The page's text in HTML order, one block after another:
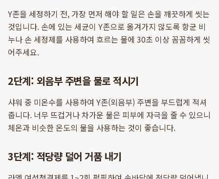
Y존을 세정하기 전, 가장 먼저 해야 할 일은 손을 깨끗하게 씻는
것입니다. 손에 있는 세균이 Y존으로 옮겨가지 않도록 항균 비
누나 손 세정제를 사용하여 흐르는 물에 30초 이상 꼼꼼하게 씻
어주세요.
2단계: 외음부 주변을 물로 적시기
샤워 중 미온수를 사용하여 Y존(외음부) 주변을 부드럽게 적셔
줍니다. 너무 뜨겁거나 차가운 물은 피부에 자극을 줄 수 있으니
체온과 비슷한 온도의 물을 사용하는 것이 좋습니다.
3단계: 적당량 덜어 거품 내기